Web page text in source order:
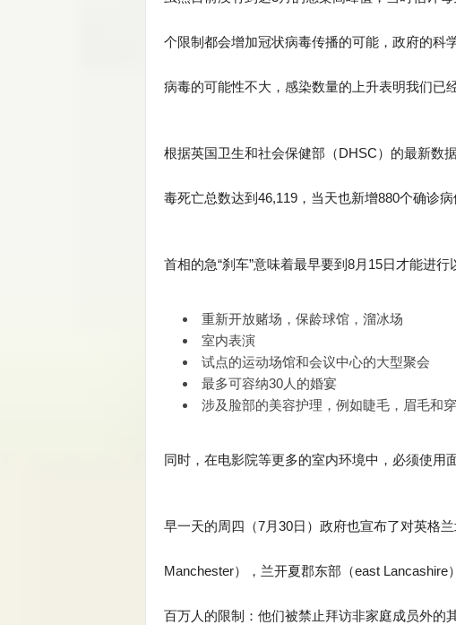
个限制都会增加冠状病毒传播的可能，政府的科
病毒的可能性不大，感染数量的上升表明我们已
根据英国卫生和社会保健部（DHSC）的最新数
毒死亡总数达到46,119，当天也新增880个确诊病
首相的急“刹车”意味着最早要到8月15日才能进行
重新开放赌场，保龄球馆，溜冰场
室内表演
试点的运动场馆和会议中心的大型聚会
最多可容纳30人的婚宴
涉及脸部的美容护理，例如睫毛，眉毛和
同时，在电影院等更多的室内环境中，必须使用
早一天的周四（7月30日）政府也宣布了对英格
Manchester），兰开夏郡东部（east
百万人的限制：他们被禁止拜访非家庭成员外的